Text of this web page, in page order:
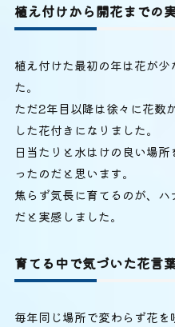
植え付けから開花までの
植え付けた最初の年は花が
た。
ただ2年目以降は徐々に花数
した花付きになりました。
日当たりと水はけの良い場
ったのだと思います。
焦らず気長に育てるのが、
だと実感しました。
育てる中で気づいた花言
毎年同じ場所で変わらず花